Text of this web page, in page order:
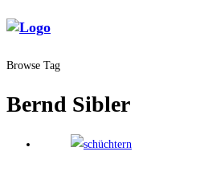
Browse Tag
Bernd Sibler